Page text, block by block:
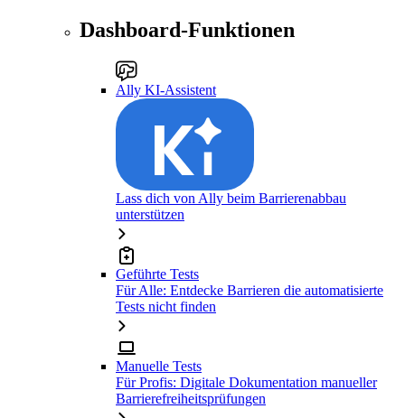
Dashboard-Funktionen
Ally KI-Assistent
Lass dich von Ally beim Barrierenabbau
unterstützen
Geführte Tests
Für Alle: Entdecke Barrieren die automatisierte
Tests nicht finden
Manuelle Tests
Für Profis: Digitale Dokumentation manueller
Barrierefreiheitsprüfungen